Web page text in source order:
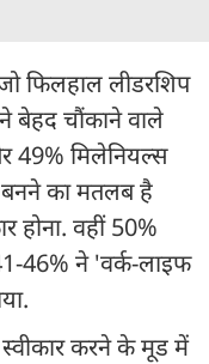
फिलहाल लीडरशिप
बेहद चौंकाने वाले
49% मिलेनियल्स
का मतलब है
होना. वहीं 50%
46% ने 'वर्क-लाइफ
करने के मूड में